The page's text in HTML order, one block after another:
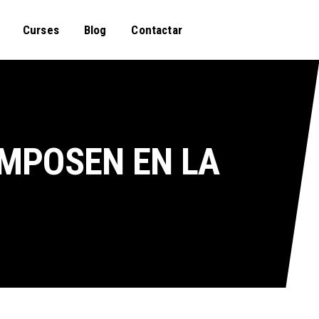
Curses Blog Contactar
EN LA